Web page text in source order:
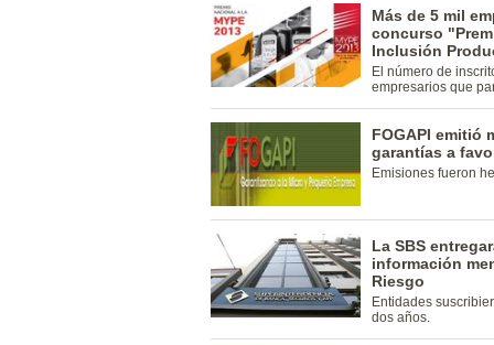
Más de 5 mil
concurso
Inclusión
El número de
empresarios que
FOGAPI emitió
garantías a
Emisiones fueron
La SBS
información
Riesgo
Entidades
dos años.